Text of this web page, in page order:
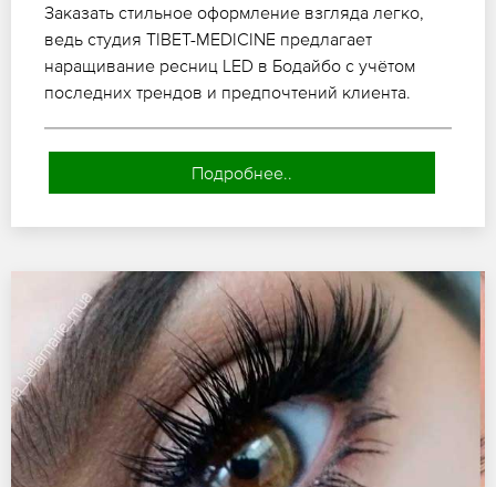
Заказать стильное оформление взгляда легко,
ведь студия TIBET-MEDICINE предлагает
наращивание ресниц LED в Бодайбо с учётом
последних трендов и предпочтений клиента.
Подробнее..